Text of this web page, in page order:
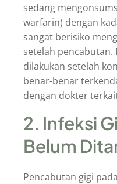
sedang
warfarin) dengan
sangat berisiko
setelah
dilakukan setelah
benar-benar
dengan dokter
2. Infeksi
Belum
Pencabutan gigi